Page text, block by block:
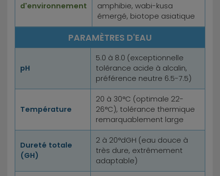
d'environnement
amphibie, wabi-kusa
émergé, biotope asiatique
PARAMÈTRES D'EAU
pH
5.0 à 8.0 (exceptionnelle
tolérance acide à alcalin,
préférence neutre 6.5-7.5)
Température
20 à 30°C (optimale 22-
26°C), tolérance thermique
remarquablement large
Dureté totale
(GH)
2 à 20°dGH (eau douce à
très dure, extrêmement
adaptable)